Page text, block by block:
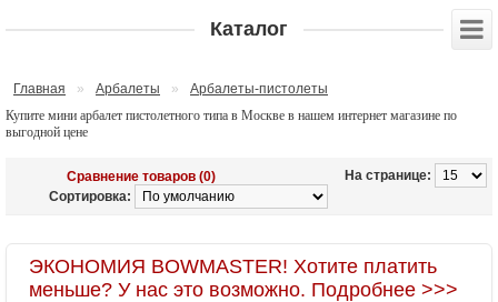
Каталог
Главная » Арбалеты »
Арбалеты-пистолеты
Купите мини арбалет пистолетного типа в Москве в нашем интернет магазине по
выгодной цене
На странице:
Сравнение товаров (0)
Сортировка:
ЭКОНОМИЯ BOWMASTER! Хотите платить
меньше? У нас это возможно. Подробнее >>>